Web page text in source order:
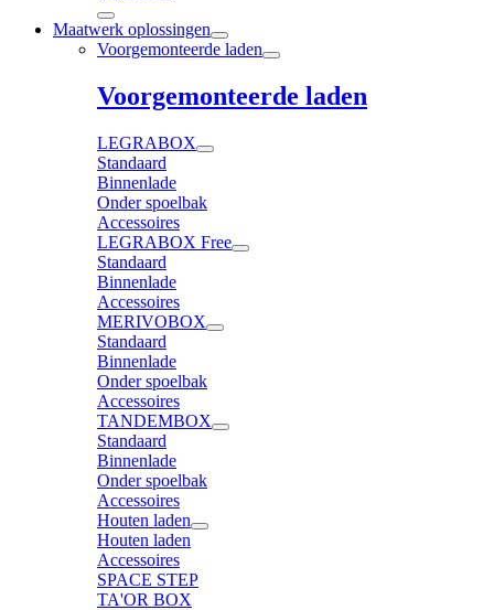
Maatwerk oplossingen
Voorgemonteerde laden
Voorgemonteerde laden
LEGRABOX
Standaard
Binnenlade
Onder spoelbak
Accessoires
LEGRABOX Free
Standaard
Binnenlade
Accessoires
MERIVOBOX
Standaard
Binnenlade
Onder spoelbak
Accessoires
TANDEMBOX
Standaard
Binnenlade
Onder spoelbak
Accessoires
Houten laden
Houten laden
Accessoires
SPACE STEP
TA'OR BOX